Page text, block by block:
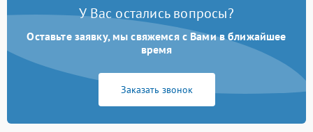
Неисправность зарядного
питания
2000 ₽ Подробнее →
неисправности кулера
У Вас остались вопросы?
Оставьте заявку, мы свяжемся с Вами в ближайшее
время
Заказать звонок